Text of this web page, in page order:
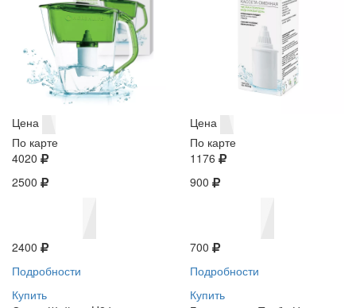
Цена
По карте
4020
2500
2400
Подробности
Купить
Цена
По карте
1176
900
700
Подробности
Купить